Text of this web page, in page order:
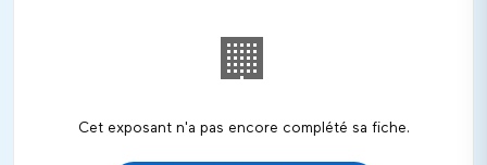
🏢
Cet exposant n'a pas encore complété sa fiche.